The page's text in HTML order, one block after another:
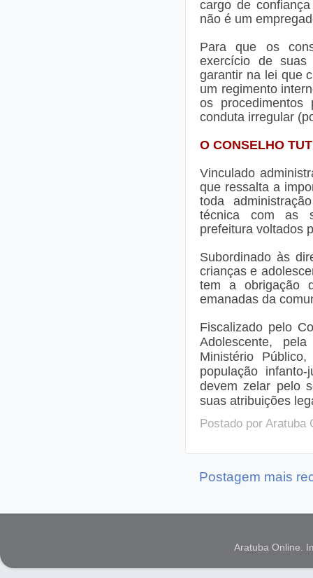
cargo de
não é um
Para que os
exercício de suas
garantir na lei que
um regimento
os
conduta irregular
O CONSELHO
Vinculado
que ressalta a
toda
técnica com as
prefeitura voltados
Subordinado às
crianças e
tem a obrigação
emanadas da
Fiscalizado pelo
Adolescente,
Ministério
população
devem zelar pelo
suas atribuições
Postado por Aratuba
Postagem mais
Aratuba Online.